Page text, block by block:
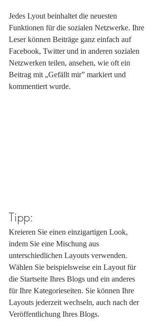
Jedes Lyout beinhaltet die neuesten
Funktionen für die sozialen Netzwerke. Ihre
Leser können Beiträge ganz einfach auf
Facebook, Twitter und in anderen sozialen
Netzwerken teilen, ansehen, wie oft ein
Beitrag mit „Gefällt mir” markiert und
kommentiert wurde.
Tipp:
Kreieren Sie einen einzigartigen Look,
indem Sie eine Mischung aus
unterschiedlichen Layouts verwenden.
Wählen Sie beispielsweise ein Layout für
die Startseite Ihres Blogs und ein anderes
für Ihre Kategorieseiten. Sie können Ihre
Layouts jederzeit wechseln, auch nach der
Veröffentlichung Ihres Blogs.